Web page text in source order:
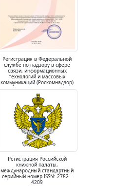
Регистрация в Федеральной
службе по надзору в сфере
связи, информационных
технологий и массовых
коммуникаций (Роскомнадзор)
Регистрация Российской
книжной палаты,
международный стандартный
серийный номер ISSN: 2782 –
4209